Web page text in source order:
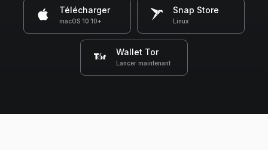
Télécharger
macOS 10.10+
Snap Store
Linux
Wallet Tor
Lancer maintenant